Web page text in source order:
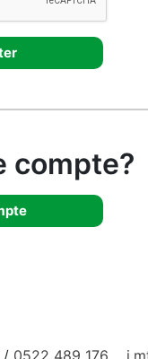
compte?